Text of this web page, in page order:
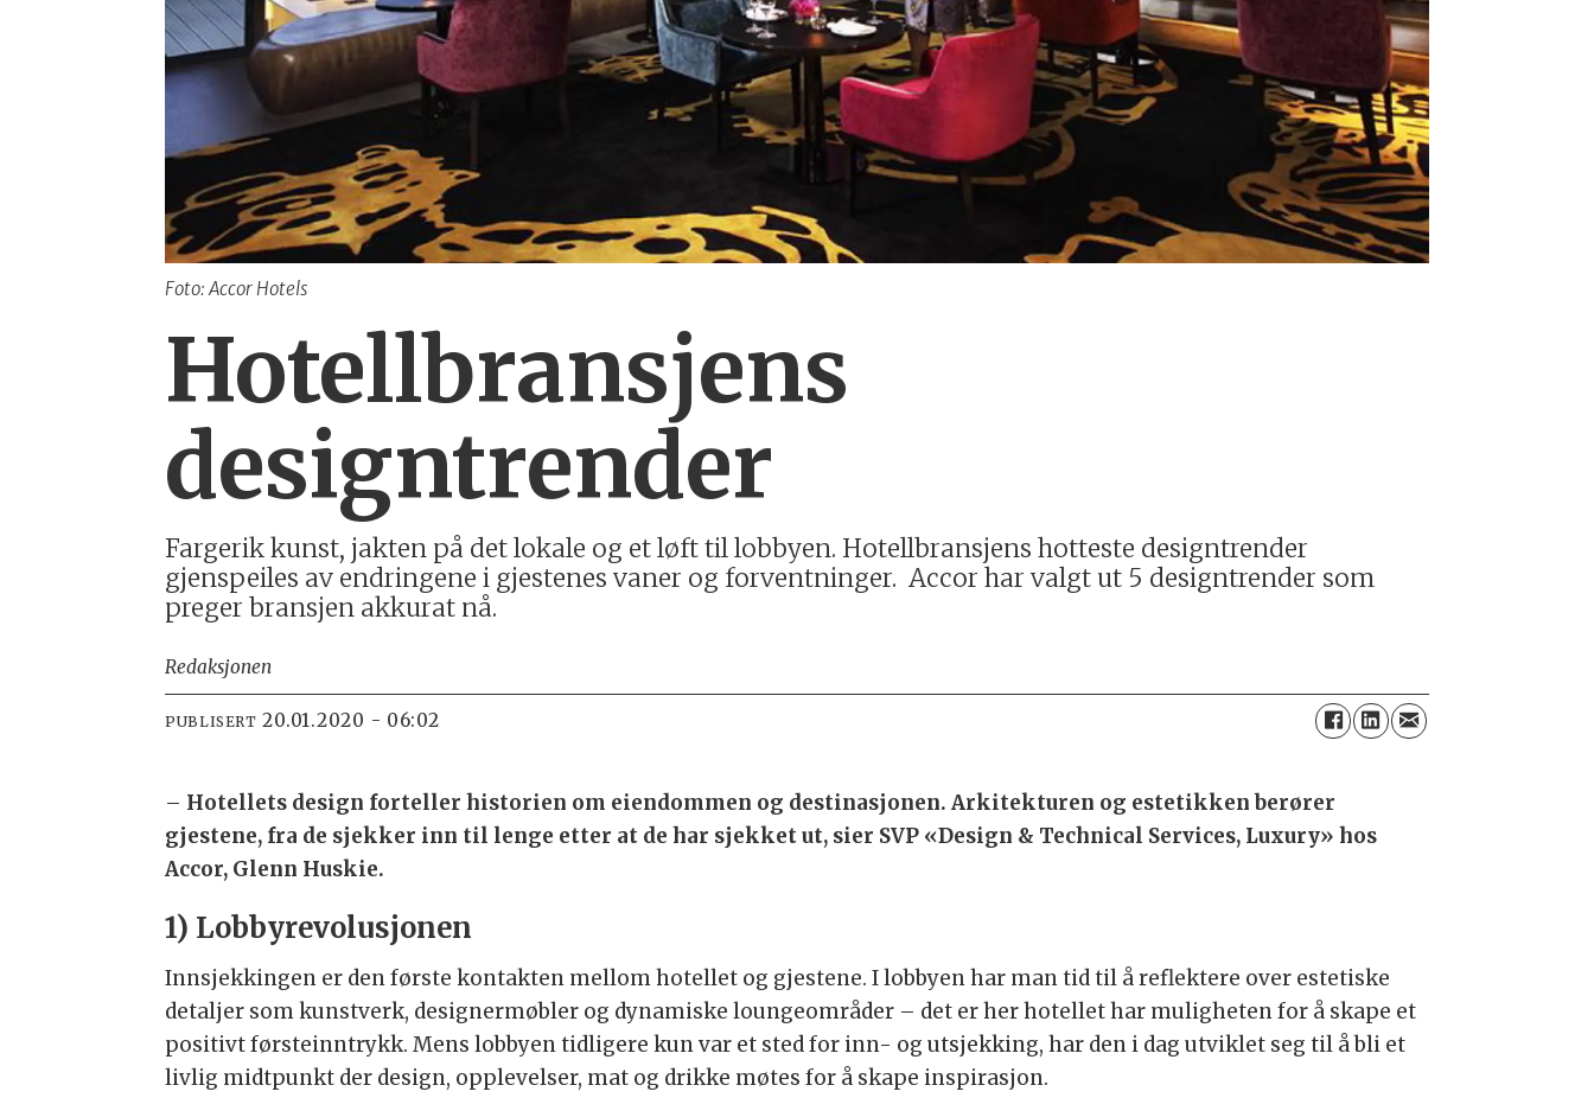
Foto: Accor Hotels
Hotellbransjens
designtrender
Fargerik kunst, jakten på det lokale og et løft til lobbyen. Hotellbransjens hotteste designtrender
gjenspeiles av endringene i gjestenes vaner og forventninger. Accor har valgt ut 5 designtrender som
preger bransjen akkurat nå.
Redaksjonen
PUBLISERT 20.01.2020 - 06:02
– Hotellets design forteller historien om eiendommen og destinasjonen. Arkitekturen og estetikken berører
gjestene, fra de sjekker inn til lenge etter at de har sjekket ut, sier SVP «Design & Technical Services, Luxury» hos
Accor, Glenn Huskie.
1) Lobbyrevolusjonen
Innsjekkingen er den første kontakten mellom hotellet og gjestene. I lobbyen har man tid til å reflektere over estetiske
detaljer som kunstverk, designermøbler og dynamiske loungeområder – det er her hotellet har muligheten for å skape et
positivt førsteinntrykk. Mens lobbyen tidligere kun var et sted for inn- og utsjekking, har den i dag utviklet seg til å bli et
livlig midtpunkt der design, opplevelser, mat og drikke møtes for å skape inspirasjon.